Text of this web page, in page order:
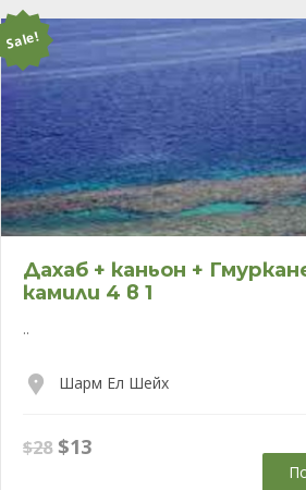
Sale!
Дахаб + каньон +
камили 4 в 1
..
Шарм Ел Шейх
$28 Original
$13Текущата